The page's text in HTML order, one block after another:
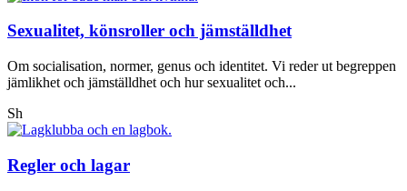
Sexualitet, könsroller och jämställdhet
Om socialisation, normer, genus och identitet. Vi reder ut begreppen
jämlikhet och jämställdhet och hur sexualitet och...
Sh
Regler och lagar